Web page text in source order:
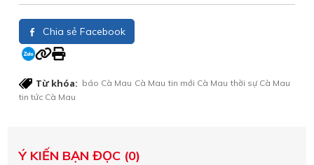
Chia sẻ Facebook
Từ khóa: báo Cà Mau Cà Mau tin mới Cà Mau thời sự Cà Mau
tin tức Cà Mau
Ý KIẾN BẠN ĐỌC (0)